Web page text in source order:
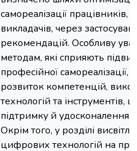
самореалізації працівників,
викладачів, через
рекомендацій. Особливу
методам, які сприяють
професійної
розвиток компетенцій,
технологій та інструментів,
підтримку й удосконалення
Окрім того, у розділі
цифрових технологій на